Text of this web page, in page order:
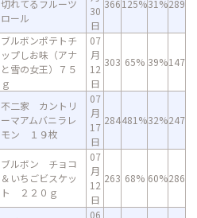
切れてるフルーツ
ロール
30
日
366125%31%289
ブルボンポテトチ
ップしお味（アナ
と雪の女王）７５
ｇ
07
月
12
日
303 65% 39%147
不二家 カントリ
ーマアムバニラレ
モン １９枚
07
月
17
日
284481%32%247
ブルボン チョコ
＆いちごビスケッ
ト ２２０ｇ
07
月
12
日
263 68% 60%286
06